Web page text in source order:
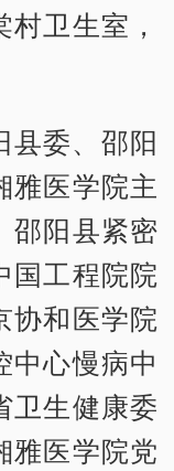
卫生室，
县委、邵阳
雅医学院主
邵阳县紧密
国工程院院
协和医学院
中心慢病中
卫生健康委
雅医学院党